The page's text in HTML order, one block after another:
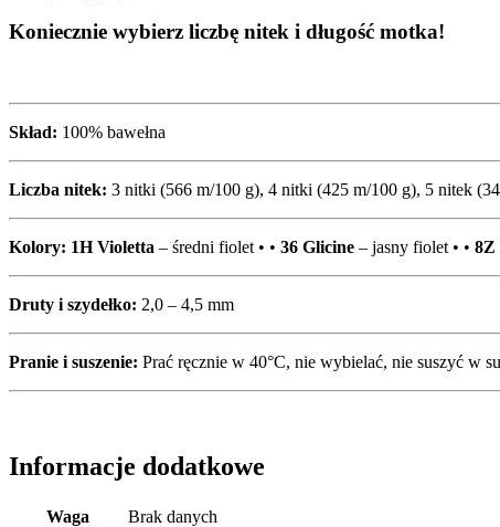
Koniecznie wybierz liczbę nitek i długość motka!
Skład: 100% bawełna
Liczba nitek: 3 nitki (566 m/100 g), 4 nitki (425 m/100 g), 5 nitek
Kolory: 1H Violetta – średni fiolet • • 36 Glicine – jasny fiolet • • 8Z
Druty i szydełko: 2,0 – 4,5 mm
Pranie i suszenie: Prać ręcznie w 40°C, nie wybielać, nie suszyć w
Informacje dodatkowe
Waga Brak danych